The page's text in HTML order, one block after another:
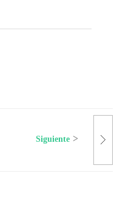
Siguiente